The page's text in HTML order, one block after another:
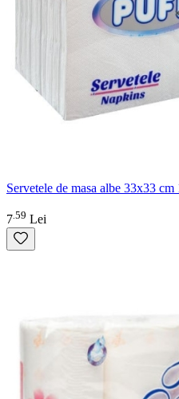
Servetele de masa albe 33x33
7 59 Lei